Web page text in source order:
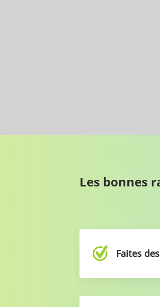
Les bonnes
Faites